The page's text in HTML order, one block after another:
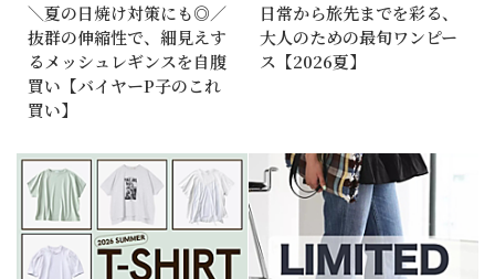
＼夏の日焼け対策にも◎／
抜群の伸縮性で、細見えす
るメッシュレギンスを自腹
買い【バイヤーP子のこれ
買い】
日常から旅先までを彩る、
大人のための最旬ワンピー
ス【2026夏】